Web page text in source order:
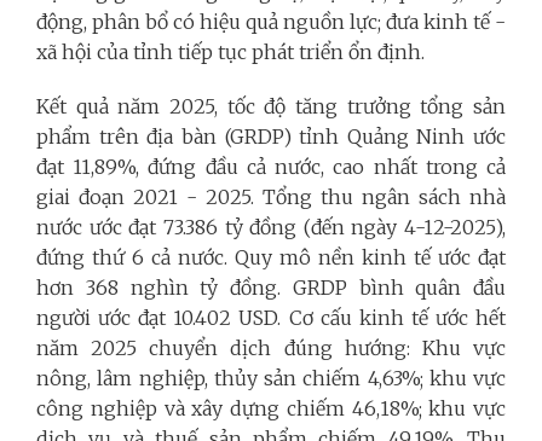
động, phân bổ có hiệu quả nguồn lực; đưa kinh tế -
xã hội của tỉnh tiếp tục phát triển ổn định.
Kết quả năm 2025, tốc độ tăng trưởng tổng sản
phẩm trên địa bàn (GRDP) tỉnh Quảng Ninh ước
đạt 11,89%, đứng đầu cả nước, cao nhất trong cả
giai đoạn 2021 - 2025. Tổng thu ngân sách nhà
nước ước đạt 73.386 tỷ đồng (đến ngày 4-12-2025),
đứng thứ 6 cả nước. Quy mô nền kinh tế ước đạt
hơn 368 nghìn tỷ đồng. GRDP bình quân đầu
người ước đạt 10.402 USD. Cơ cấu kinh tế ước hết
năm 2025 chuyển dịch đúng hướng: Khu vực
nông, lâm nghiệp, thủy sản chiếm 4,63%; khu vực
công nghiệp và xây dựng chiếm 46,18%; khu vực